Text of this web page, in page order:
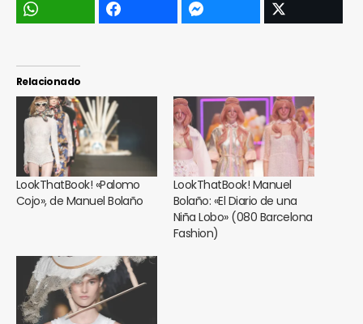
Relacionado
LookThatBook! «Palomo
Cojo», de Manuel Bolaño
LookThatBook! Manuel
Bolaño: «El Diario de una
Niña Lobo» (080 Barcelona
Fashion)